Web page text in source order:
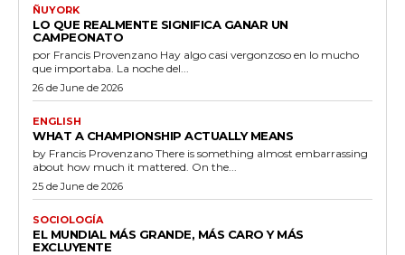
ÑUYORK
LO QUE REALMENTE SIGNIFICA GANAR UN
CAMPEONATO
por Francis Provenzano Hay algo casi vergonzoso en lo mucho
que importaba. La noche del...
26 de June de 2026
ENGLISH
WHAT A CHAMPIONSHIP ACTUALLY MEANS
by Francis Provenzano There is something almost embarrassing
about how much it mattered. On the...
25 de June de 2026
SOCIOLOGÍA
EL MUNDIAL MÁS GRANDE, MÁS CARO Y MÁS
EXCLUYENTE